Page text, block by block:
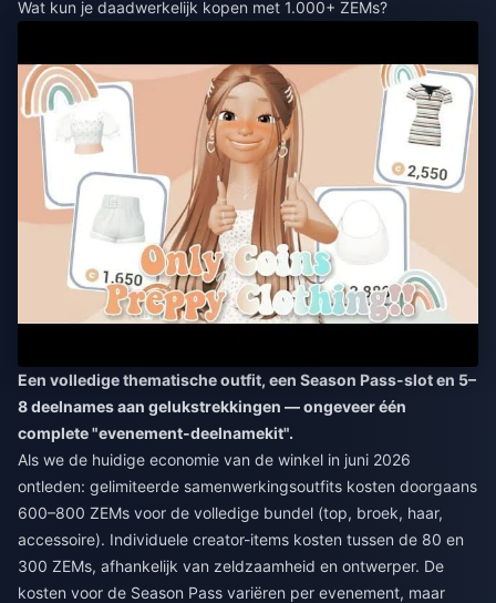
Wat kun je daadwerkelijk kopen met 1.000+ ZEMs?
Een volledige thematische outfit, een Season Pass-slot en 5–
8 deelnames aan gelukstrekkingen — ongeveer één
complete "evenement-deelnamekit".
Als we de huidige economie van de winkel in juni 2026
ontleden: gelimiteerde samenwerkingsoutfits kosten doorgaans
600–800 ZEMs voor de volledige bundel (top, broek, haar,
accessoire). Individuele creator-items kosten tussen de 80 en
300 ZEMs, afhankelijk van zeldzaamheid en ontwerper. De
kosten voor de Season Pass variëren per evenement, maar